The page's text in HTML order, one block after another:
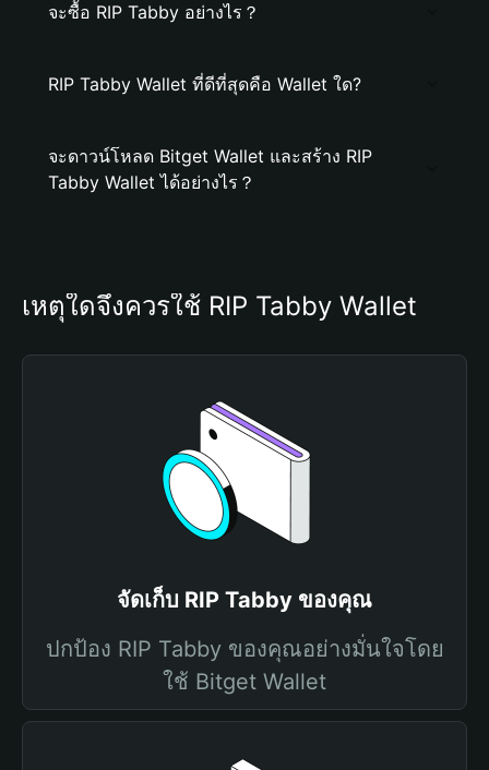
จะซื้อ RIP Tabby อย่างไร？
RIP Tabby Wallet ที่ดีที่สุดคือ Wallet ใด?
จะดาวน์โหลด Bitget Wallet และสร้าง RIP
Tabby Wallet ได้อย่างไร？
เหตุใดจึงควรใช้ RIP Tabby Wallet
จัดเก็บ RIP Tabby ของคุณ
ปกป้อง RIP Tabby ของคุณอย่างมั่นใจโดย
ใช้ Bitget Wallet